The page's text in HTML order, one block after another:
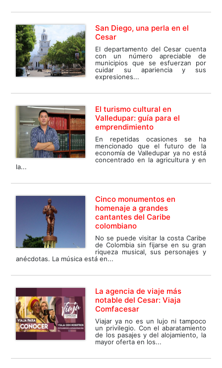
San Diego, una perla en el
Cesar
El departamento del Cesar cuenta
con un número apreciable de
municipios que se esfuerzan por
cuidar su apariencia y sus
expresiones...
El turismo cultural en
Valledupar: guía para el
emprendimiento
En repetidas ocasiones se ha
mencionado que el futuro de la
economía de Valledupar ya no está
concentrado en la agricultura y en
la...
Cinco monumentos en
homenaje a grandes
cantantes del Caribe
colombiano
No se puede visitar la costa Caribe
de Colombia sin fijarse en su gran
riqueza musical, sus personajes y
anécdotas. La música está en...
La agencia de viaje más
notable del Cesar: Viaja
Comfacesar
Viajar ya no es un lujo ni tampoco
un privilegio. Con el abaratamiento
de los pasajes y del alojamiento, la
mayor oferta en los...